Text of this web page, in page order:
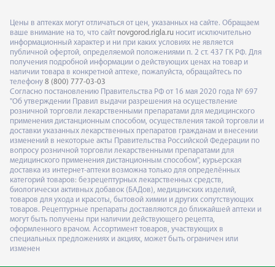
Цены в аптеках могут отличаться от цен, указанных на сайте. Обращаем
ваше внимание на то, что сайт novgorod.rigla.ru носит исключительно
информационный характер и ни при каких условиях не является
публичной офертой, определяемой положениями п. 2 ст. 437 ГК РФ. Для
получения подробной информации о действующих ценах на товар и
наличии товара в конкретной аптеке, пожалуйста, обращайтесь по
телефону 8 (800) 777-03-03
Согласно постановлению Правительства РФ от 16 мая 2020 года № 697
"Об утверждении Правил выдачи разрешения на осуществление
розничной торговли лекарственными препаратами для медицинского
применения дистанционным способом, осуществления такой торговли и
доставки указанных лекарственных препаратов гражданам и внесении
изменений в некоторые акты Правительства Российской Федерации по
вопросу розничной торговли лекарственными препаратами для
медицинского применения дистанционным способом", курьерская
доставка из интернет-аптеки возможна только для определённых
категорий товаров: безрецептурных лекарственных средств,
биологически активных добавок (БАДов), медицинских изделий,
товаров для ухода и красоты, бытовой химии и других сопутствующих
товаров. Рецептурные препараты доставляются до ближайшей аптеки и
могут быть получены при наличии действующего рецепта,
оформленного врачом. Ассортимент товаров, участвующих в
специальных предложениях и акциях, может быть ограничен или
изменен